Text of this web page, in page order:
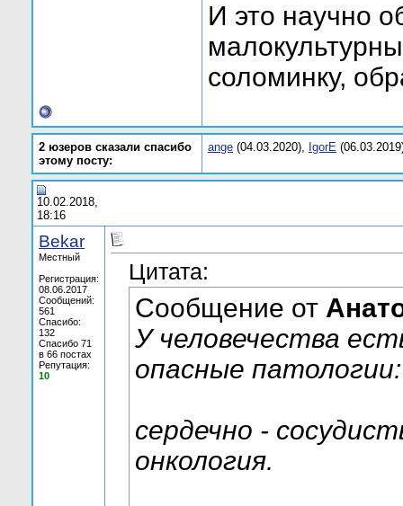
И это научно
соломинку,
2 юзеров сказали спасибо
этому посту:
ange (04.03.2020), IgorE
10.02.2018,
18:16
Bekar
Местный
Регистрация:
08.06.2017
Сообщений:
561
Спасибо:
132
Спасибо 71
в 66 постах
Репутация:
10
Цитата:
Сообщение от
У человечества
опасные патологии:
сердечно -
онкология.